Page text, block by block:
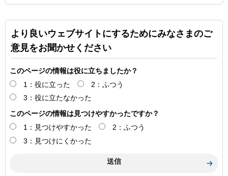
より良いウェブサイトにするためにみなさまのご
意見をお聞かせください
このページの情報は役に立ちましたか？
1：役に立った
2：ふつう
3：役に立たなかった
このページの情報は見つけやすかったですか？
1：見つけやすかった
2：ふつう
3：見つけにくかった